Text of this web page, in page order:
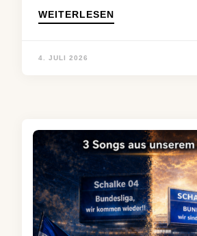
WEITERLESEN
4. JULI 2026